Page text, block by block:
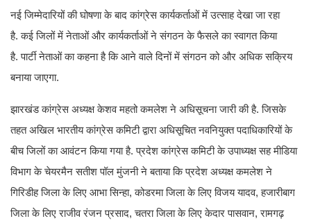
नई जिम्मेदारियों की घोषणा के बाद कांग्रेस कार्यकर्ताओं में उत्साह देखा जा रहा
है. कई जिलों में नेताओं और कार्यकर्ताओं ने संगठन के फैसले का स्वागत किया
है. पार्टी नेताओं का कहना है कि आने वाले दिनों में संगठन को और अधिक सक्रिय
बनाया जाएगा.
झारखंड कांग्रेस अध्यक्ष केशव महतो कमलेश ने अधिसूचना जारी की है. जिसके
तहत अखिल भारतीय कांग्रेस कमिटी द्वारा अधिसूचित नवनियुक्त पदाधिकारियों के
बीच जिलों का आवंटन किया गया है. प्रदेश कांग्रेस कमिटी के उपाध्यक्ष सह मीडिया
विभाग के चेयरमैन सतीश पॉल मुंजनी ने बताया कि प्रदेश अध्यक्ष कमलेश ने
गिरिडीह जिला के लिए आभा सिन्हा, कोडरमा जिला के लिए विजय यादव, हजारीबाग
जिला के लिए राजीव रंजन प्रसाद, चतरा जिला के लिए केदार पासवान, रामगढ़